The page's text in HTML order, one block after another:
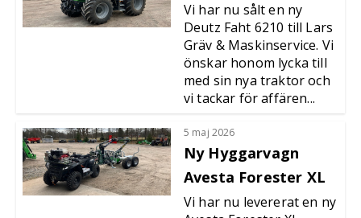
Vi har nu sålt en ny
Deutz Faht 6210 till Lars
Gräv & Maskinservice. Vi
önskar honom lycka till
med sin nya traktor och
vi tackar för affären...
5 maj 2026
Ny Hyggarvagn
Avesta Forester XL
Vi har nu levererat en ny